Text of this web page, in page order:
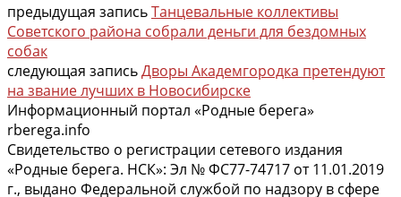
предыдущая записьТанцевальные коллективы
Советского района собрали деньги для бездомных
собак
следующая записьДворы Академгородка претендуют
на звание лучших в Новосибирске
Информационный портал «Родные берега»
rberega.info
Свидетельство о регистрации сетевого издания
«Родные берега. НСК»: Эл № ФС77-74717 от 11.01.2019
г., выдано Федеральной службой по надзору в сфере